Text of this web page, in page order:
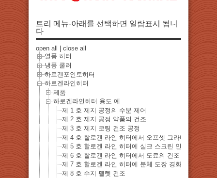
트리 메뉴-아래를 선택하면 일람표시 됩니
다
open all
close all
열풍 히터
냉풍 쿨러
하로겐포인토히터
하로겐라인히터
제품
하로겐라인히터 용도 예
제 1 호 제지 공정의 수분 제어
제 2 호 제지 공정 약품의 건조
제 3 호 제지 코팅 건조 공정
제 4 호 할로겐 라인 히터에서 오프셋 그라비아 인쇄의
제 5 호 할로겐 라인 히터에 실크 스크린 인쇄 건조
제 6 호 할로겐 라인 히터에서 도료의 건조
제 7 호 할로겐 라인 히터에 분체 도장 경화 건조 공정
제 8 호 수지 펠렛 건조